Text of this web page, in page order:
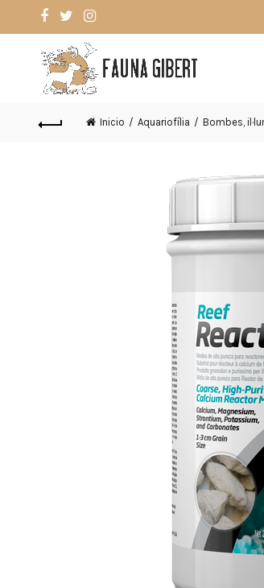
Inicio Aquariofília Bombes,